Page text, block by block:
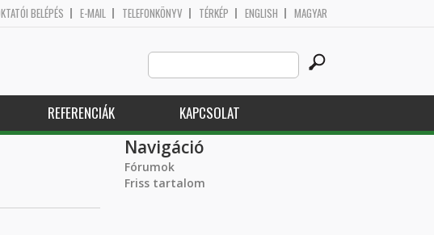
BELÉPÉS E-MAIL TELEFONKÖNYV TÉRKÉP ENGLISH MAGYAR
Search
this
site
REFERENCIÁK KAPCSOLAT
Navigáció
Fórumok
Friss tartalom